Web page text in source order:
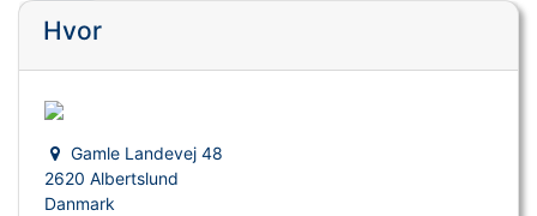
Hvor
Gamle Landevej 48
2620 Albertslund
Danmark